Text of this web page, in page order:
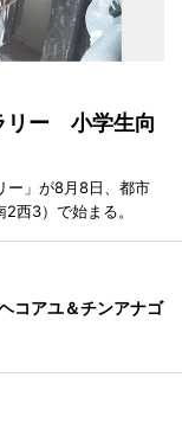
リー 小学生向
ー」が8月8日、都市
西3）で始まる。
コアユ＆チンアナゴ